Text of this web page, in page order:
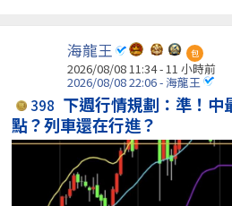
海龍王 包
2026/08/08 11:34 -11 小時前
2026/08/08 22:06 - 海龍王
398 下週行情規劃：準！
點？列車還在行進？